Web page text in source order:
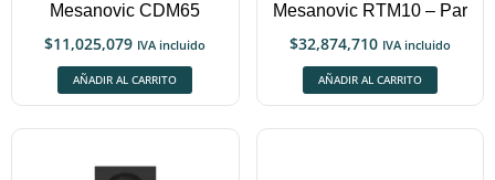
Mesanovic CDM65
$11,025,079 IVA incluido
AÑADIR AL CARRITO
Mesanovic RTM10 – Par
$32,874,710 IVA incluido
AÑADIR AL CARRITO